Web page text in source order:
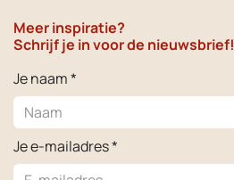
Meer inspiratie?
Schrijf je in voor de nieuwsbrief!
Je naam *
Je e-mailadres *